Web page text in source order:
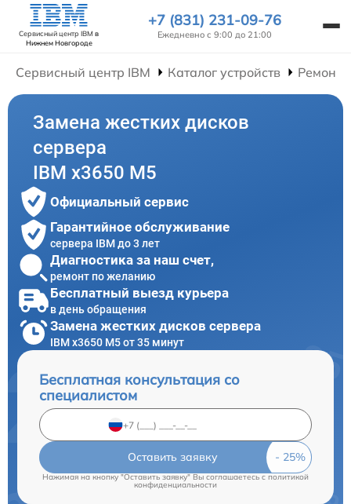
Сервисный центр IBM в
Нижнем Новгороде
+7 (831) 231-09-76
Ежедневно с 9:00 до 21:00
Сервисный центр IBM Каталог устройств Ремонт
Замена жестких дисков
сервера
IBM x3650 M5
Официальный сервис
Гарантийное обслуживание
сервера IBM до 3 лет
Диагностика за наш счет,
ремонт по желанию
Бесплатный выезд курьера
в день обращения
Замена жестких дисков сервера
IBM x3650 M5 от 35 минут
Бесплатная консультация со
специалистом
Оставить заявку
Нажимая на кнопку "Оставить заявку" Вы соглашаетесь c политикой
конфиденциальности